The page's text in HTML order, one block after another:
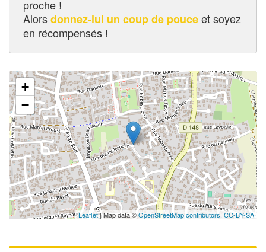
proche !
Alorsdonnez-lui un coup de pouceet soyez
en récompensés !
+
−
Leaflet| Map data ©OpenStreetMap contributors, CC-BY-SA
✕
vosmarges
nouveaux